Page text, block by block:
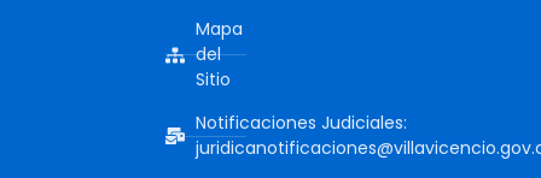
Mapa
del
Sitio
Notificaciones Judiciales: